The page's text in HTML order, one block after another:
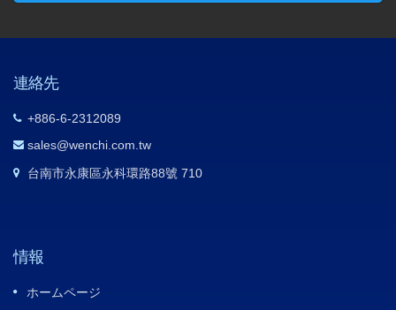
連絡先
+886-6-2312089
sales@wenchi.com.tw
台南市永康區永科環路88號 710
情報
ホームページ